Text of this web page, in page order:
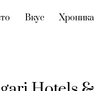
(current)
Вкус (current)
Хроника